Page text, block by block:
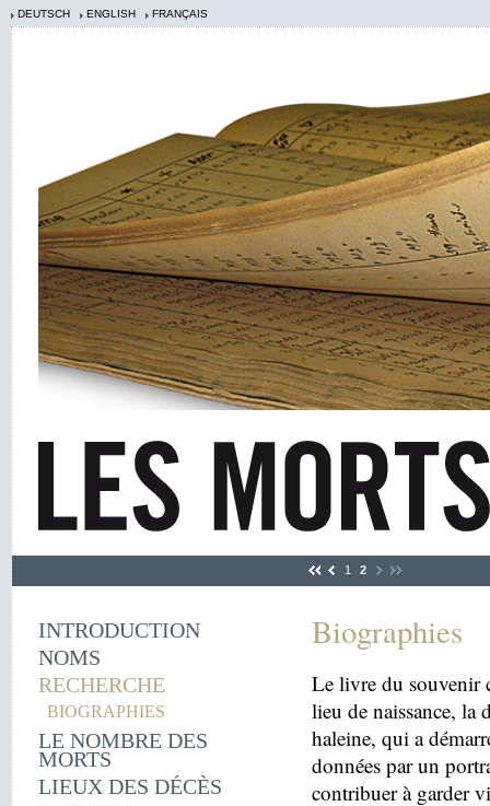
DEUTSCH ENGLISH FRANÇAIS
1 2
INTRODUCTION
NOMS
RECHERCHE
BIOGRAPHIES
LE NOMBRE DES
MORTS
LIEUX DES DÉCÈS
Biographies
Le livre du souvenir
lieu de naissance, la
haleine, qui a
données par un
contribuer à garder